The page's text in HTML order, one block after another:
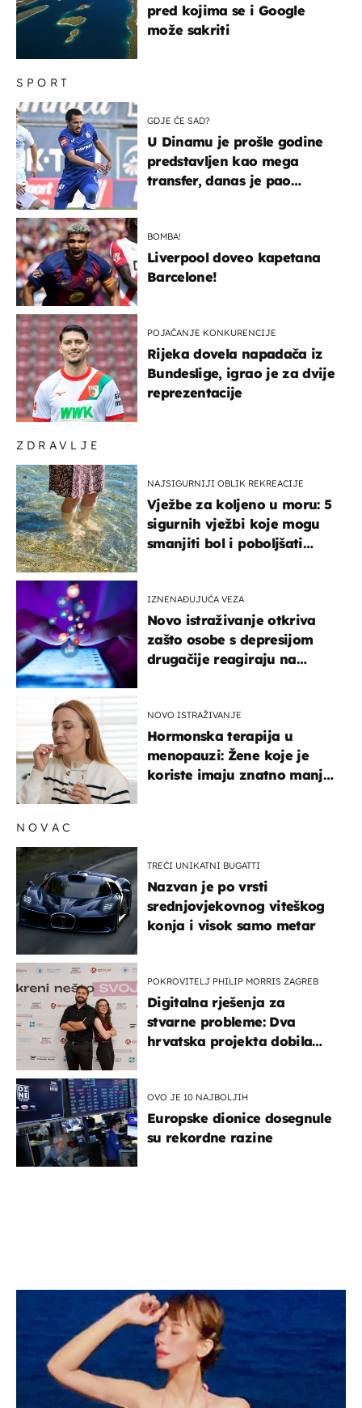
ZDRAVLJE
NAJSIGURNIJI OBLIK REKREACIJE
Vježbe za koljeno u moru: 5
sigurnih vježbi koje mogu
smanjiti bol i poboljšati
IZNENAĐUJUĆA VEZA
Novo istraživanje otkriva
zašto osobe s depresijom
drugačije reagiraju na
NOVO ISTRAŽIVANJE
Hormonska terapija u
menopauzi: Žene koje je
koriste imaju znatno manji
SPORT
GDJE ĆE SAD?
U Dinamu je prošle godine
predstavljen kao mega
transfer, danas je pao
BOMBA!
Liverpool doveo kapetana
Barcelone!
POJAČANJE KONKURENCIJE
Rijeka dovela napadača iz
Bundeslige, igrao je za dvije
reprezentacije
pred kojima se i Google
može sakriti
NOVAC
TREĆI UNIKATNI BUGATTI
Nazvan je po vrsti
srednjovjekovnog viteškog
konja i visok samo metar
POKROVITELJ PHILIP MORRIS ZAGREB
Digitalna rješenja za
stvarne probleme: Dva
hrvatska projekta dobila
OVO JE 10 NAJBOLJIH
Europske dionice dosegnule
su rekordne razine